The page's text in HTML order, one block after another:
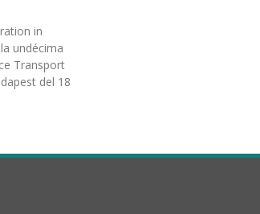
in
undécima
Transport
del 18